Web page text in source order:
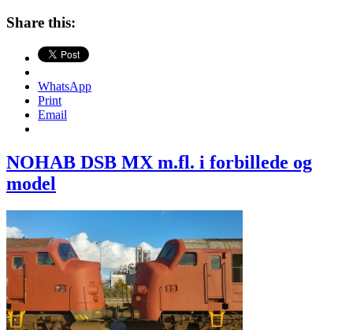
Share this:
WhatsApp
Print
Email
NOHAB DSB MX m.fl. i forbillede og
model